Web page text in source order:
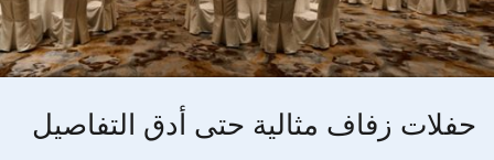
حفلات زفاف مثالية حتى أدق التفاصيل